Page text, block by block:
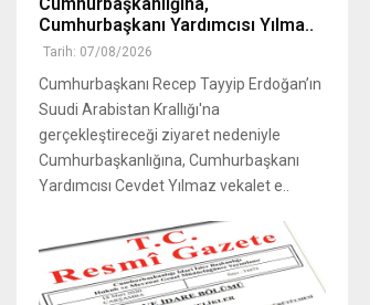
Cumhurbaşkanı Yardımcısı Yılma..
Tarih: 07/08/2026
Cumhurbaşkanı Recep Tayyip Erdoğan’ın
Suudi Arabistan Krallığı'na
gerçekleştireceği ziyaret nedeniyle
Cumhurbaşkanlığına, Cumhurbaşkanı
Yardımcısı Cevdet Yılmaz vekalet e..